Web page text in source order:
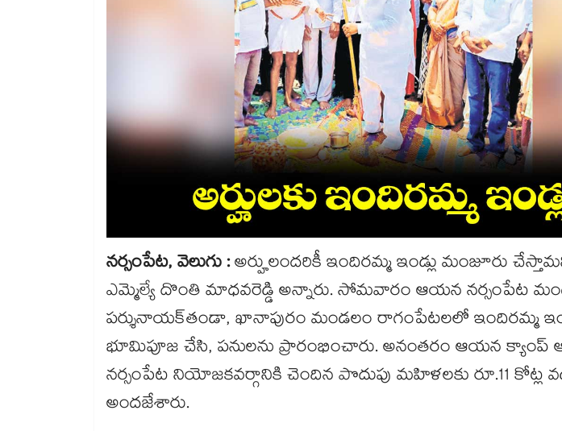
నర్సంపేట, వెలుగు :అర్హులందరికీ ఇందిరమ్మ ఇండ్లు మంజూరు
ఎమ్మెల్యే దొంతి మాధవరెడ్డి అన్నారు. సోమవారం ఆయన నర్సంపేట
పర్శునాయక్​తండా, ఖానాపురం మండలం రాగంపేటలలో ఇందిరమ్మ
భూమిపూజ చేసి, పనులను ప్రారంభించారు. అనంతరం ఆయన
నర్సంపేట నియోజకవర్గానికి చెందిన పొదుపు మహిళలకు రూ.11 కోట్ల
అందజేశారు.